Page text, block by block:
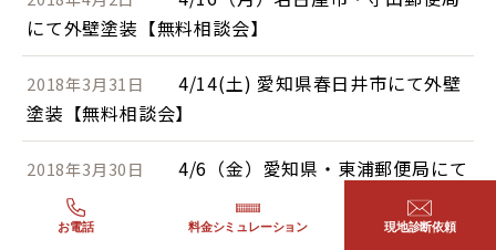
にて外壁塗装【無料相談会】
2018年3月31日
4/14(土) 愛知県春日井市にて外壁
塗装【無料相談会】
2018年3月30日
4/6（金）愛知県・東浦郵便局にて
外壁塗装【無料相談会】
お電話 料金シミュレーション 現地診断依頼